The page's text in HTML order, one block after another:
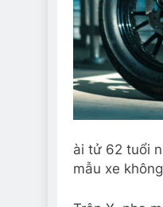
ài tử 62 tuổi
mẫu xe